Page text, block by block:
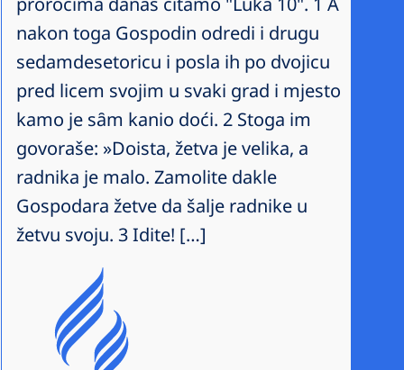
nakon toga Gospodin odredi i drugu
sedamdesetoricu i posla ih po dvojicu
pred licem svojim u svaki grad i mjesto
kamo je sȃm kanio doći. 2 Stoga im
govoraše: »Doista, žetva je velika, a
radnika je malo. Zamolite dakle
Gospodara žetve da šalje radnike u
žetvu svoju. 3 Idite! […]